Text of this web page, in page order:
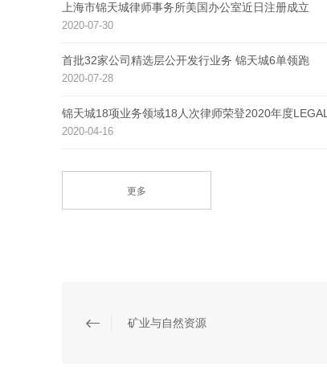
上海市锦天城律师事务所美国办公室近日注册成立
2020-07-30
首批32家公司精选层公开发行业务 锦天城6单领跑
2020-07-28
锦天城18项业务领域18人次律师荣登2020年度
2020-04-16
更多
矿业与自然资源